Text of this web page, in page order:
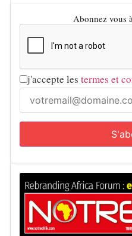
Abonnez vous
j'accepte les termes et